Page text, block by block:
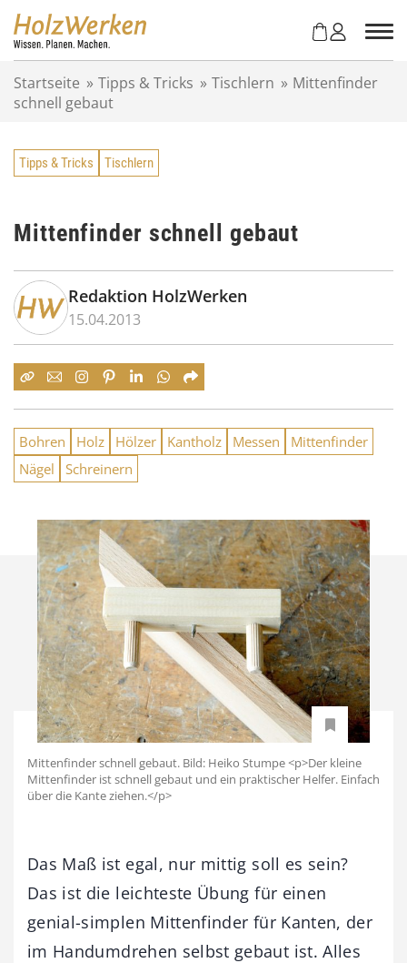
Startseite » Tipps & Tricks » Tischlern » Mittenfinder
schnell gebaut
Tipps & Tricks Tischlern
Mittenfinder schnell gebaut
Redaktion HolzWerken
15.04.2013
Bohren Holz Hölzer Kantholz Messen
Mittenfinder
Nägel
Schreinern
Mittenfinder schnell gebaut. Bild: Heiko Stumpe <p>Der kleine
Mittenfinder ist schnell gebaut und ein praktischer Helfer. Einfach
über die Kante ziehen.</p>
Das Maß ist egal, nur mittig soll es sein?
Das ist die leichteste Übung für einen
genial-simplen Mittenfinder für Kanten, der
im Handumdrehen selbst gebaut ist. Alles